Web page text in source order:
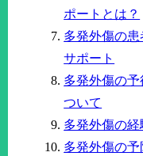
ポートとは？
多発外傷の
サポート
多発外傷の
ついて
多発外傷の
多発外傷の